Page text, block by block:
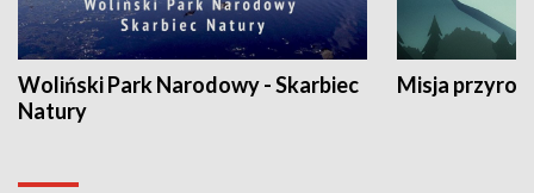
Woliński Park Narodowy - Skarbiec
Natury
Misja